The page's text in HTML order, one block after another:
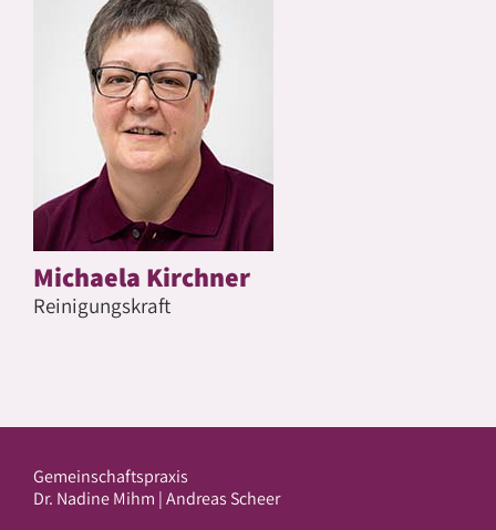
Michaela Kirchner
Reinigungskraft
Gemeinschaftspraxis
Dr. Nadine Mihm | Andreas Scheer